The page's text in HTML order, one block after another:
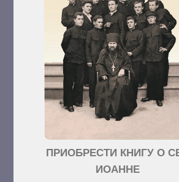
ПРИОБРЕСТИ КНИГУ О
ИОАННЕ